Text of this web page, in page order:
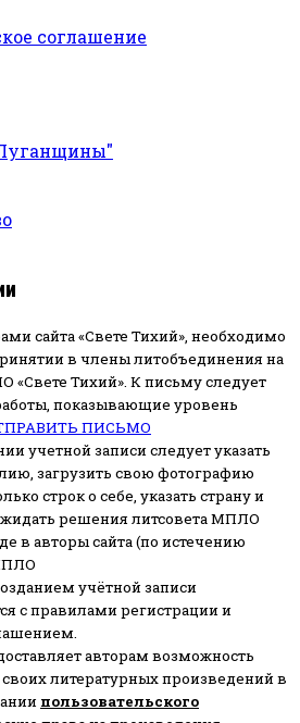
соглашение
сайта «Свете Тихий», необходимо
в члены литобъединения на
«Свете Тихий». К письму следует
показывающие уровень
ПИСЬМО
учетной записи следует указать
загрузить свою фотографию
строк о себе, указать страну и
решения литсовета МПЛО
в авторы сайта (по истечению
учётной записи
с правилами регистрации и
авторам возможность
литературных произведений в
пользовательского